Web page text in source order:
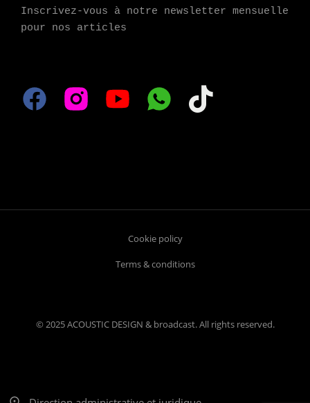
Inscrivez-vous à notre newsletter mensuelle
pour nos articles
© 2025 ACOUSTIC DESIGN & broadcast. All rights reserved.
Cookie policy
Terms & conditions